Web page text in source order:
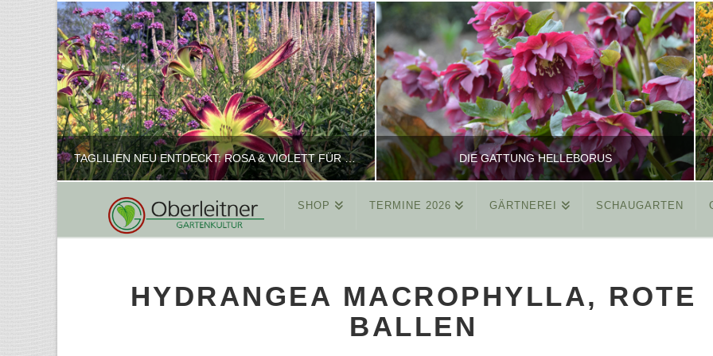
TAGLILIEN NEU ENTDECKT: ROSA & VIOLETT FÜR ROMANTISCHE PFLANZKOMBINATIONEN
REINHARD
FEBRUAR 16, 2025
DIE GATTUNG HELLEBORUS
REINHARD
MÄRZ 26, 2015
SHOP TERMINE 2026 GÄRTNEREI SCHAUGARTEN
HYDRANGEA MACROPHYLLA, ROTE
BALLEN